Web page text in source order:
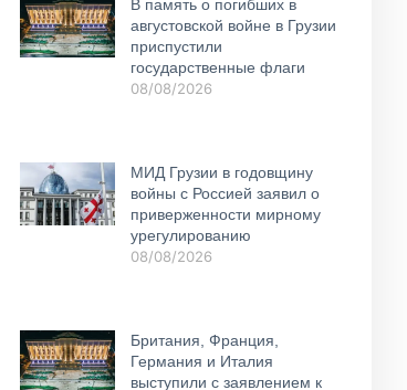
В память о погибших в
августовской войне в Грузии
приспустили
государственные флаги
08/08/2026
МИД Грузии в годовщину
войны с Россией заявил о
приверженности мирному
урегулированию
08/08/2026
Британия, Франция,
Германия и Италия
выступили с заявлением к